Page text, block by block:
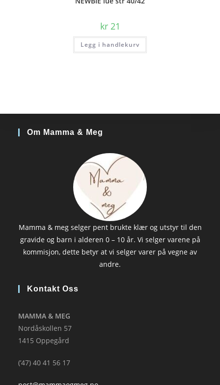
kr21
Legg i handlekurv
Om Mamma & Meg
Mamma & meg selger pent brukte klær og utstyr til den
gravide og barn i alderen 0 – 10 år. Vi selger varene på
kommisjon, dette betyr at vi selger varer på vegne av
andre.
Kontakt Oss
MAMMA & MEG
Nordåskollen 57
1415 Oppegård
(’47) 40 41 56 17